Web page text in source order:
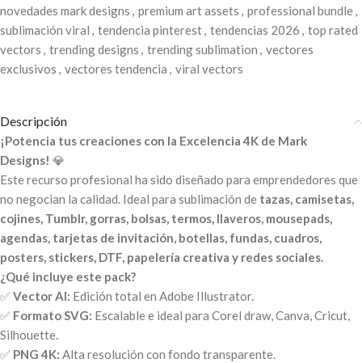
novedades mark designs , premium art assets , professional bundle,
sublimación viral , tendencia pinterest, tendencias 2026 , top rated
vectors , trending designs , trending sublimation , vectores
exclusivos , vectores tendencia , viral vectors
Descripción
¡Potencia tus creaciones con la Excelencia 4K de Mark
Designs! 💎
Este recurso profesional ha sido diseñado para emprendedores que
no negocian la calidad. Ideal para sublimación de tazas, camisetas,
cojines, Tumblr, gorras, bolsas, termos, llaveros, mousepads,
agendas, tarjetas de invitación, botellas, fundas, cuadros,
posters, stickers, DTF, papelería creativa y redes sociales.
¿Qué incluye este pack?
✅Vector AI: Edición total en Adobe Illustrator.
✅ Formato SVG: Escalable e ideal para Corel draw, Canva, Cricut,
Silhouette.
✅ PNG 4K: Alta resolución con fondo transparente.